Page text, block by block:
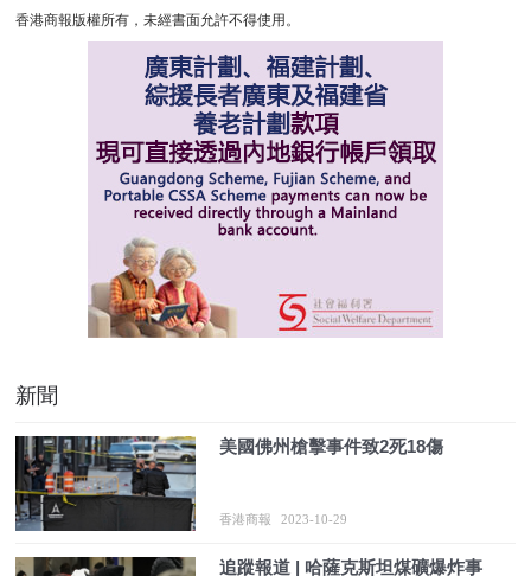
香港商報版權所有，未經書面允許不得使用。
新聞
美國佛州槍擊事件致2死18傷
香港商報 2023-10-29
追蹤報道 | 哈薩克斯坦煤礦爆炸事